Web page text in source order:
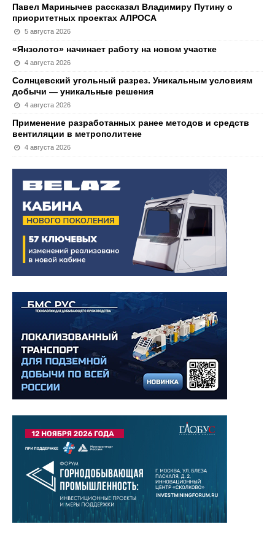
Павел Маринычев рассказал Владимиру Путину о
приоритетных проектах АЛРОСА
5 августа 2026
«Янзолото» начинает работу на новом участке
4 августа 2026
Солнцевский угольный разрез. Уникальным условиям
добычи — уникальные решения
4 августа 2026
Применение разработанных ранее методов и средств
вентиляции в метрополитене
4 августа 2026